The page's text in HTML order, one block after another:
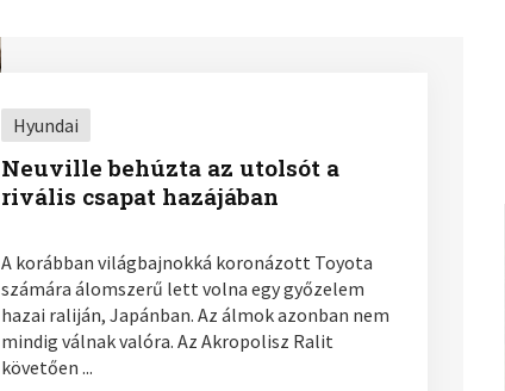
Hyundai
Neuville behúzta az utolsót a
rivális csapat hazájában
A korábban világbajnokká koronázott Toyota
számára álomszerű lett volna egy győzelem
hazai raliján, Japánban. Az álmok azonban nem
mindig válnak valóra. Az Akropolisz Ralit
követően ...